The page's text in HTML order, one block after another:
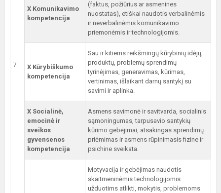
7.
X Komunikavimo
kompetencija
(faktus, požiūrius ar asmenines
nuostatas), etiškai naudotis verbalinėmis
ir neverbalinėmis komunikavimo
priemonėmis ir technologijomis.
X Kūrybiškumo
kompetencija
Sau ir kitiems reikšmingų kūrybinių idėjų,
produktų, problemų sprendimų
tyrinėjimas, generavimas, kūrimas,
vertinimas, išlaikant darnų santykį su
savimi ir aplinka.
X Socialinė,
emocinė ir
sveikos
gyvensenos
kompetencija
Asmens savimonė ir savitvarda, socialinis
sąmoningumas, tarpusavio santykių
kūrimo gebėjimai, atsakingas sprendimų
priėmimas ir asmens rūpinimasis fizine ir
psichine sveikata.
Motyvacija ir gebėjimas naudotis
skaitmeninėmis technologijomis
užduotims atlikti, mokytis, problemoms